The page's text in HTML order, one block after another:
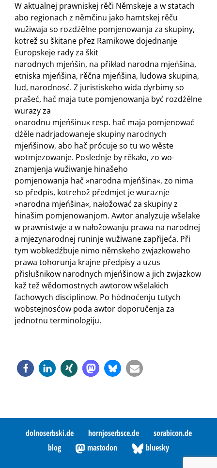
W aktualnej prawniskej rěči Němskeje a w statach
abo regionach z němčinu jako hamtskej rěču
wužiwaja so rozdźělne pomjenowanja za skupiny,
kotrež su škitane přez Ramikowe dojednanje
Europskeje rady za škit
narodnych mjeńšin, na přikład narodna mjeńšina,
et­niska mjeńšina, rěčna mjeńšina, ludowa skupina,
lud, narodnosć. Z juristiskeho wida dyrbimy so
prašeć, hač maja tute pomjenowanja być rozdźělne
wurazy za
»narodnu mjeńšinu« resp. hač maja pomjenować
dźěle nadrjadowaneje skupiny narodnych
mjeńšinow, abo hač prócuje so tu wo wěste
wotmjezowanje. Poslednje by rěkało, zo wo­
znamjenja wužiwanje hinašeho
pomjenowanja hač »narodna mjeńšina«, zo nima
so před­pis, kotrehož předmjet je wuraznje
»narodna mjeńšina«, nałožować za skupiny z
hinašim pomjenowanjom. Awtor analyzuje wšelake
w prawnistwje a w nałožowanju prawa na narodnej
a mjezy­narodnej runinje wužiwane zapřijeća. Při
tym wobkedźbuje nimo němskeho zwjazkoweho
prawa tohorunja krajne předpisy a uzus
přisłušnikow narodnych mjeńšinow a jich zwjaz­kow
kaž tež wědomostnych awtorow wšelakich
fachowych disciplinow. Po hód­no­će­nju tutych
wobstejnosćow poda awtor doporučenja za
jednotnu terminologiju.
dolnoserbski.de hornjoserbsce.de
sorabicon.de
blog
mastodon bluesky